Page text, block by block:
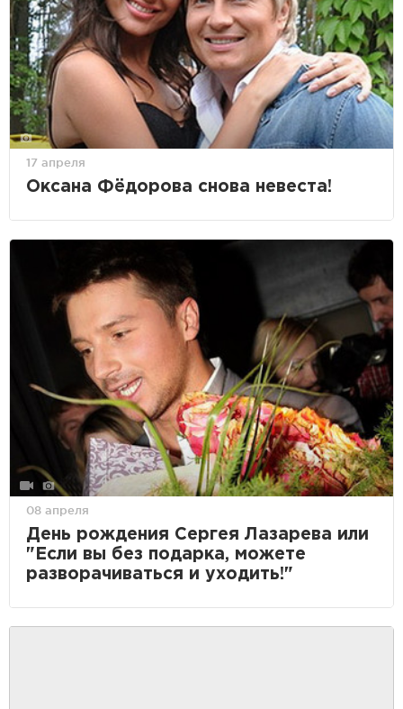
17 апреля
Оксана Фёдорова снова невеста!
08 апреля
День рождения Сергея Лазарева или
"Если вы без подарка, можете
разворачиваться и уходить!"